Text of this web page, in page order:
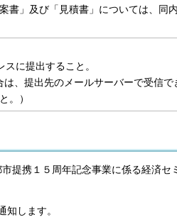
書」及び「見積書」については、同
に提出すること。
は、提出先のメールサーバーで受信
。）
提携１５周年記念事業に係る経済セ
します。